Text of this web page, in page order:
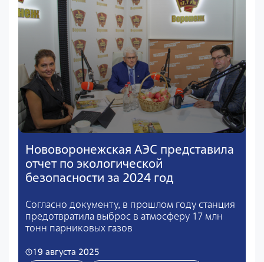
Нововоронежская АЭС представила
отчет по экологической
безопасности за 2024 год
Согласно документу, в прошлом году станция
предотвратила выброс в атмосферу 17 млн
тонн парниковых газов
19 августа 2025